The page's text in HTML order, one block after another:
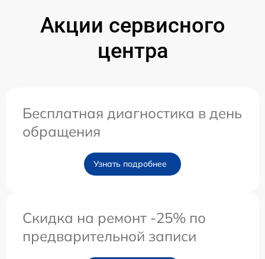
Акции сервисного
центра
Бесплатная диагностика в день
обращения
Узнать подробнее
Скидка на ремонт -25% по
предварительной записи